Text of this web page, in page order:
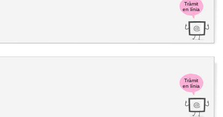
Tràmit
en línia
Tràmit
en línia